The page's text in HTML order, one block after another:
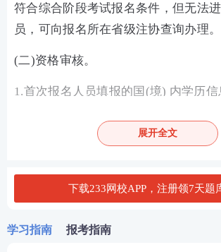
符合综合阶段考试报名条件，但无法
员，可向报名所在省级注协查询办理。
(二)资格审核。
1.首次报名人员填报的国(境) 内学历
息网”进行认证;持国(境)外学历的报名
的学历认证书编号，由中注协、省级
留学服务中心进行认证。
国(境) 内应届毕业生报名人员的学历信
展开全文
下载233网校APP，注册领7天题
学习指南 报考指南